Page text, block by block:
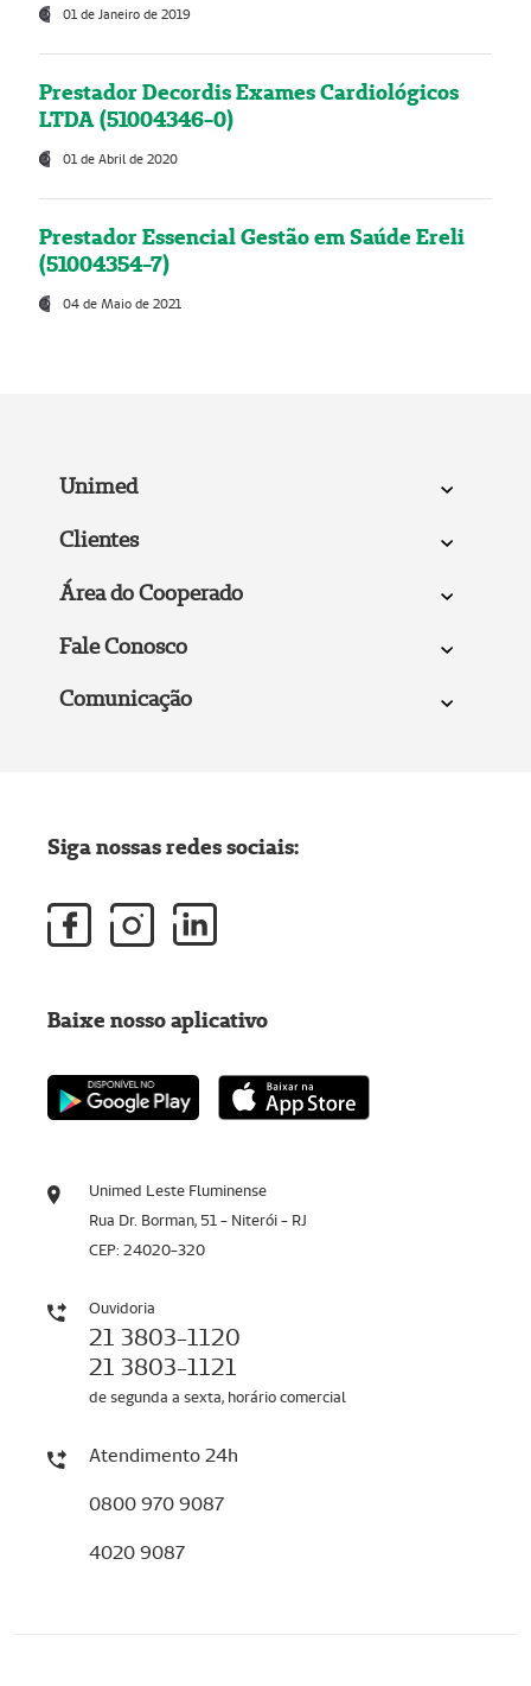
01 de Janeiro de 2019
Prestador Decordis Exames Cardiológicos
LTDA (51004346-0)
01 de Abril de 2020
Prestador Essencial Gestão em Saúde Ereli
(51004354-7)
04 de Maio de 2021
Unimed
Clientes
Área do Cooperado
Fale Conosco
Comunicação
Unimed Leste Fluminense
Rua Dr. Borman, 51 - Niterói - RJ
CEP: 24020-320
Ouvidoria
21 3803-1120
21 3803-1121
de segunda a sexta, horário comercial
Atendimento 24h
0800 970 9087
4020 9087
Siga nossas redes sociais:
Baixe nosso aplicativo